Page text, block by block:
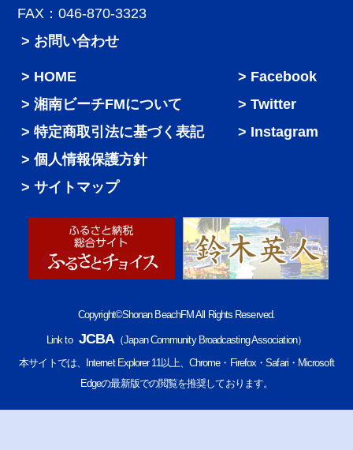
FAX：046-870-3323
> お問い合わせ
HOME
湘南ビーチFMについて
特定商取引法に基づく表記
個人情報保護方針
サイトマップ
Facebook
Twitter
Instagram
Copyright©Shonan BeachFM All Rights Reserved.
Link to JCBA（Japan Community Broadcasting Association）
本サイトでは、Internet Explorer 11以上、Chrome・Firefox・Safari・Microsoft
Edgeの最新版での閲覧を推奨しております。